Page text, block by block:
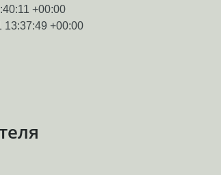
+00:00
13:37:49 +00:00